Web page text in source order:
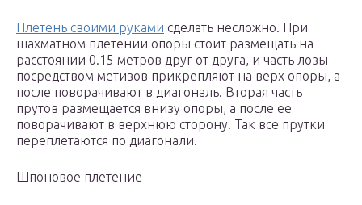
Плетень своими руками сделать несложно. При
шахматном плетении опоры стоит размещать на
расстоянии 0.15 метров друг от друга, и часть лозы
посредством метизов прикрепляют на верх опоры, а
после поворачивают в диагональ. Вторая часть
прутов размещается внизу опоры, а после ее
поворачивают в верхнюю сторону. Так все прутки
переплетаются по диагонали.
Шпоновое плетение